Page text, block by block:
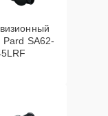
Pard SA62-